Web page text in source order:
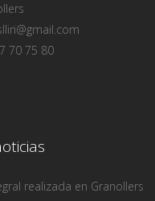
70 75 80
realizada en Granollers